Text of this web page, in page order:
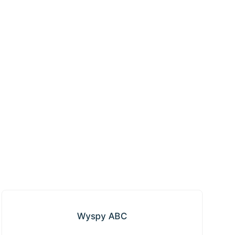
Wyspy ABC